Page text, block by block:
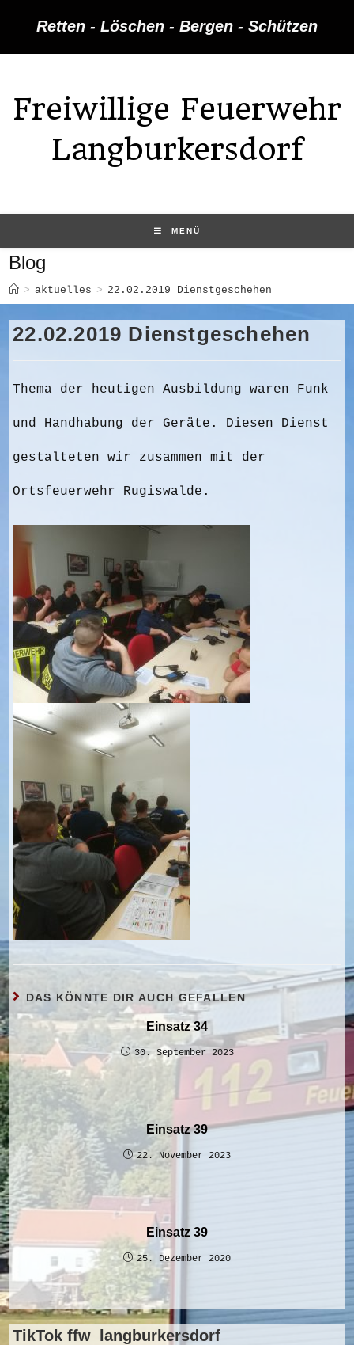
Retten - Löschen - Bergen - Schützen
Freiwillige Feuerwehr
Langburkersdorf
MENÜ
Blog
> aktuelles > 22.02.2019 Dienstgeschehen
22.02.2019 Dienstgeschehen
Thema der heutigen Ausbildung waren Funk
und Handhabung der Geräte. Diesen Dienst
gestalteten wir zusammen mit der
Ortsfeuerwehr Rugiswalde.
DAS KÖNNTE DIR AUCH GEFALLEN
Einsatz 34
30. September 2023
Einsatz 39
22. November 2023
Einsatz 39
25. Dezember 2020
TikTok ffw_langburkersdorf